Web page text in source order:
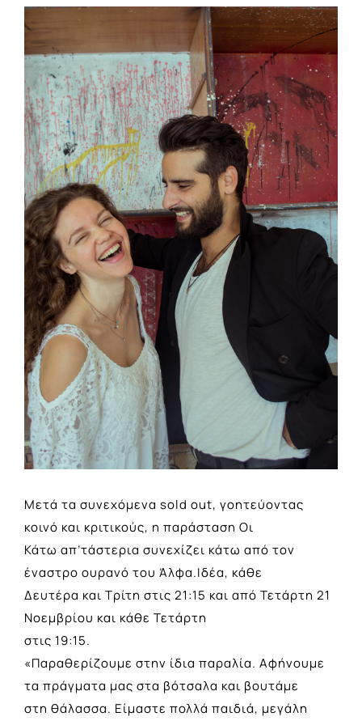
Larger
Image
Μετά τα συνεχόμενα sold out, γοητεύοντας
κοινό και κριτικούς, η παράσταση Οι
Κάτω απ’τάστερια συνεχίζει κάτω από τον
έναστρο ουρανό του Άλφα.Ιδέα, κάθε
Δευτέρα και Τρίτη στις 21:15 και από Τετάρτη 21
Νοεμβρίου και κάθε Τετάρτη
στις 19:15.
«Παραθερίζουμε στην ίδια παραλία. Αφήνουμε
τα πράγματα μας στα βότσαλα και βουτάμε
στη θάλασσα. Είμαστε πολλά παιδιά, μεγάλη